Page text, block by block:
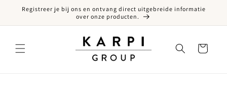
naar de content
Registreer je bij ons en ontvang direct uitgebreide informatie
over onze producten.
Winkelwagen